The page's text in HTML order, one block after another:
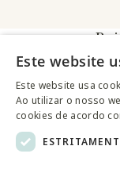
Este website
Este website usa
Ao utilizar o nosso
cookies de acordo